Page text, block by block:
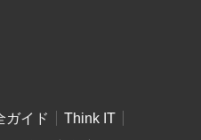
ガイド
Think IT